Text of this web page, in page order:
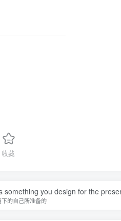
收藏
something you design for the
的自己所准备的